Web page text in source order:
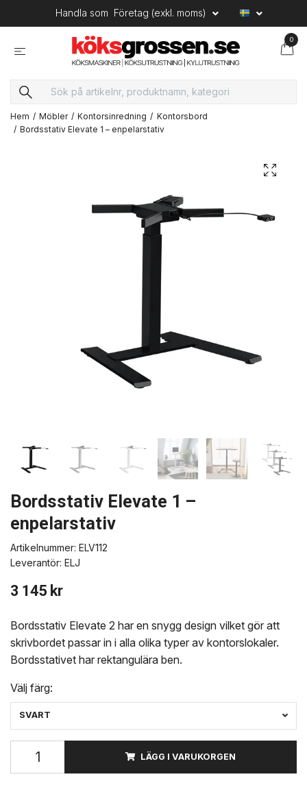
Handla som Företag (exkl. moms)
0
Hem Möbler Kontorsinredning
Kontorsbord
Bordsstativ Elevate 1 – enpelarstativ
Bordsstativ Elevate 1 –
enpelarstativ
Artikelnummer: ELV112
Leverantör: ELJ
3 145 kr
Bordsstativ Elevate 2 har en snygg design vilket gör att
skrivbordet passar in i alla olika typer av kontorslokaler.
Bordsstativet har rektangulära ben.
Välj färg:
SVART
LÄGG I VARUKORGEN